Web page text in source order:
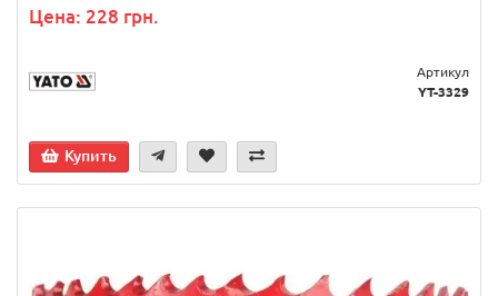
Цена: 228 грн.
Артикул
YT-3329
Купить